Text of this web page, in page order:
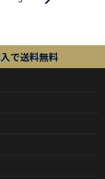
で送料無料